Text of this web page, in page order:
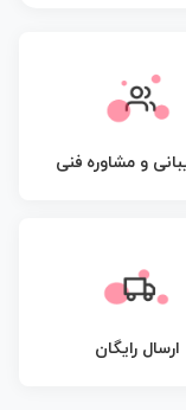
و مشاوره فنی
ارسال رایگان